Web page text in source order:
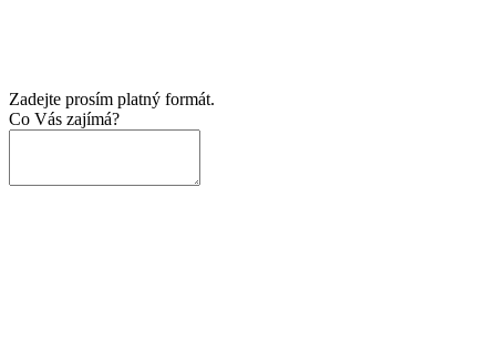
Zadejte prosím platný formát.
Co Vás zajímá?